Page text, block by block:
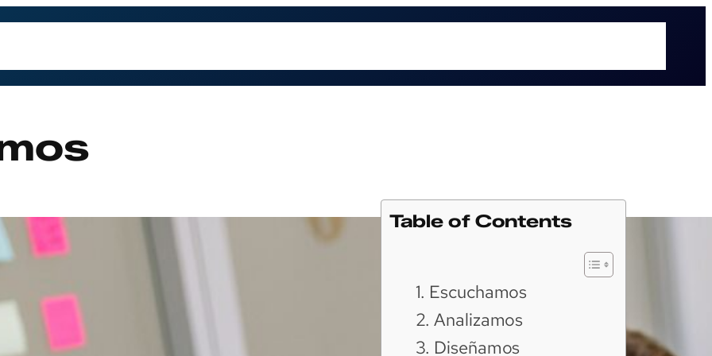
Table of Contents
1. Escuchamos
2. Analizamos
3. Diseñamos